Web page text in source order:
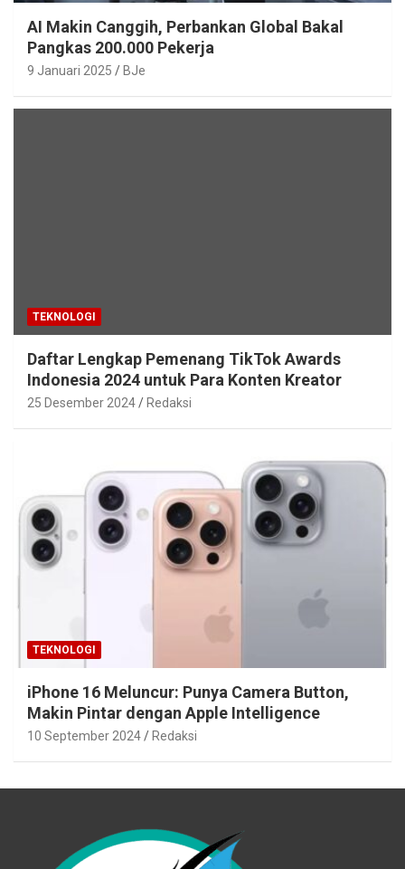
AI Makin Canggih, Perbankan Global Bakal
Pangkas 200.000 Pekerja
9 Januari 2025 BJe
TEKNOLOGI
Daftar Lengkap Pemenang TikTok Awards
Indonesia 2024 untuk Para Konten Kreator
25 Desember 2024 Redaksi
TEKNOLOGI
iPhone 16 Meluncur: Punya Camera Button,
Makin Pintar dengan Apple Intelligence
10 September 2024 Redaksi